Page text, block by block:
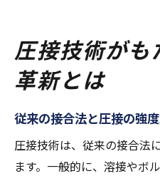
圧接技術がも
革新とは
従来の接合法と圧接の強
圧接技術は、従来の接合法
ます。一般的に、溶接やボ